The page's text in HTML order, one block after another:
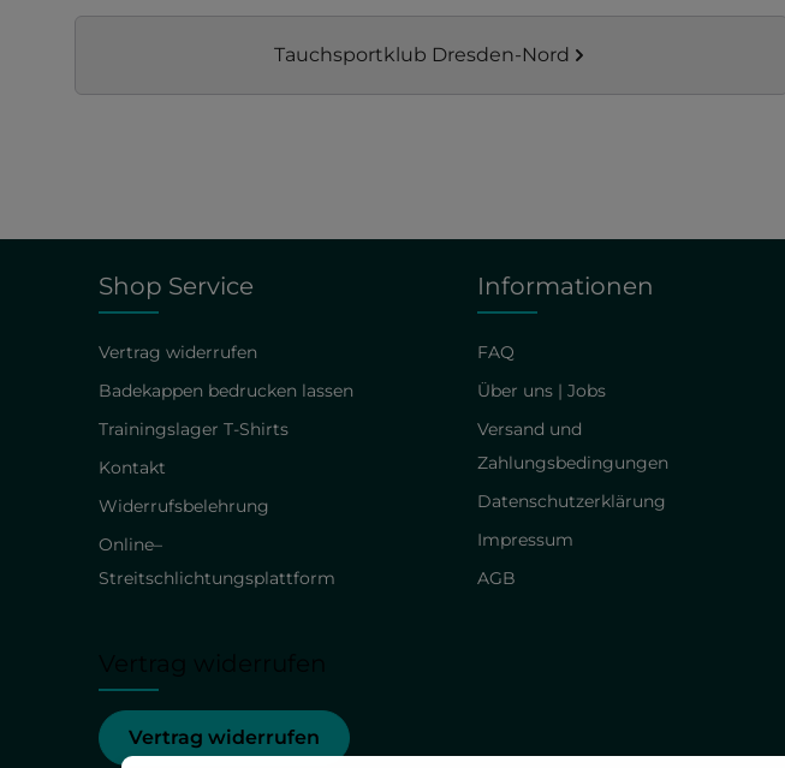
Tauchsportklub Dresden-Nord
Vertrag widerrufen
Shop Service
Vertrag widerrufen
Badekappen bedrucken lassen
Trainingslager T-Shirts
Kontakt
Widerrufsbelehrung
Online–
Streitschlichtungsplattform
Informationen
FAQ
Über uns | Jobs
Versand und
Zahlungsbedingungen
Datenschutzerklärung
Impressum
AGB